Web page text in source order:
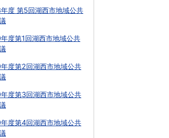
度 第5回湖西市地域公共
度第1回湖西市地域公共
度第2回湖西市地域公共
度第3回湖西市地域公共
度第4回湖西市地域公共